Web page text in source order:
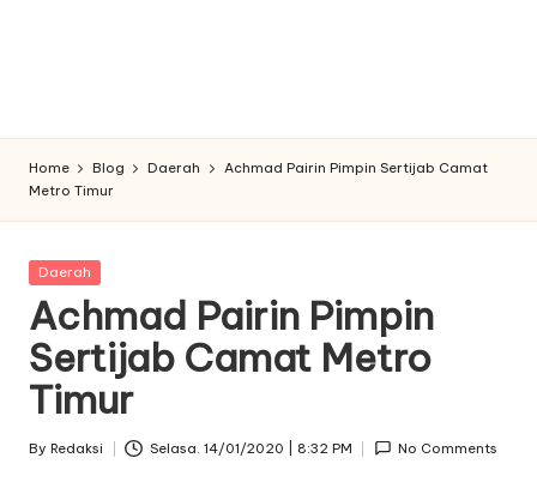
Home Blog Daerah
Achmad Pairin Pimpin Sertijab Camat
Metro Timur
Posted
Daerah
Achmad Pairin Pimpin
Sertijab Camat Metro
Timur
Posted
By Redaksi Selasa. 14/01/2020 | 8:32 PM No Comments